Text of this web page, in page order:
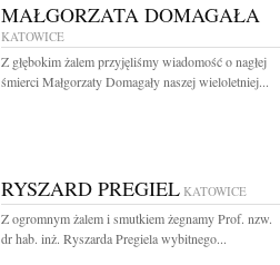
MAŁGORZATA DOMAGAŁA
KATOWICE
Z głębokim żalem przyjęliśmy wiadomość o nagłej
śmierci Małgorzaty Domagały naszej wieloletniej...
RYSZARD PREGIEL KATOWICE
Z ogromnym żalem i smutkiem żegnamy Prof. nzw.
dr hab. inż. Ryszarda Pregiela wybitnego...